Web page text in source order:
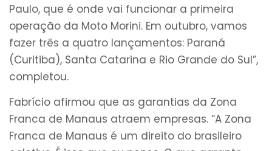
Paulo, que é onde vai funcionar a primeira
operação da Moto Morini. Em outubro, vamos
fazer três a quatro lançamentos: Paraná
(Curitiba), Santa Catarina e Rio Grande do Sul”,
completou.
Fabrício afirmou que as garantias da Zona
Franca de Manaus atraem empresas. “A Zona
Franca de Manaus é um direito do brasileiro